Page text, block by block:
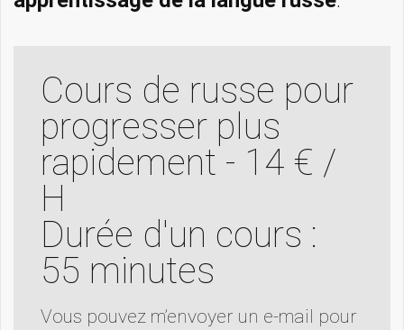
Cours de russe pour
progresser plus
rapidement - 14 € /
H
Durée d'un cours :
55 minutes
Vous pouvez m’envoyer un e-mail pour